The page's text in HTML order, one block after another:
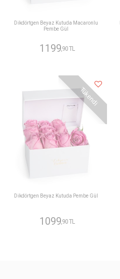
Dikdörtgen Beyaz Kutuda Macaronlu
Pembe Gül
1199,90 TL
Tükendi
Dikdörtgen Beyaz Kutuda Pembe Gül
1099,90 TL